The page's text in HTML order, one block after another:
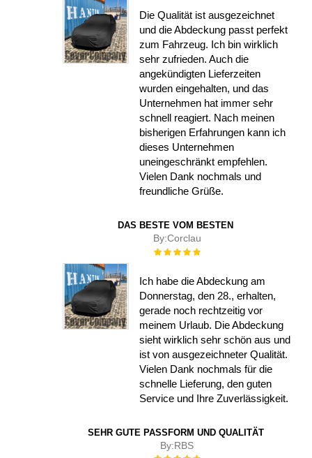
Die Qualität ist ausgezeichnet
und die Abdeckung passt perfekt
zum Fahrzeug. Ich bin wirklich
sehr zufrieden. Auch die
angekündigten Lieferzeiten
wurden eingehalten, und das
Unternehmen hat immer sehr
schnell reagiert. Nach meinen
bisherigen Erfahrungen kann ich
dieses Unternehmen
uneingeschränkt empfehlen.
Vielen Dank nochmals und
freundliche Grüße.
DAS BESTE VOM BESTEN
By:Corclau
Rating:
Ich habe die Abdeckung am
Donnerstag, den 28., erhalten,
gerade noch rechtzeitig vor
meinem Urlaub. Die Abdeckung
sieht wirklich sehr schön aus und
ist von ausgezeichneter Qualität.
Vielen Dank nochmals für die
schnelle Lieferung, den guten
Service und Ihre Zuverlässigkeit.
SEHR GUTE PASSFORM UND QUALITÄT
By:RBS